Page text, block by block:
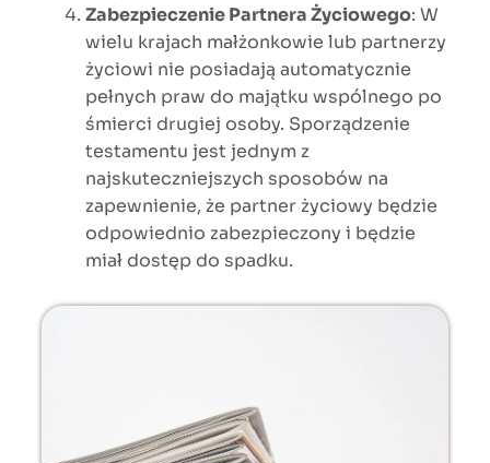
Zabezpieczenie Partnera Życiowego: W
wielu krajach małżonkowie lub partnerzy
życiowi nie posiadają automatycznie
pełnych praw do majątku wspólnego po
śmierci drugiej osoby. Sporządzenie
testamentu jest jednym z
najskuteczniejszych sposobów na
zapewnienie, że partner życiowy będzie
odpowiednio zabezpieczony i będzie
miał dostęp do spadku.